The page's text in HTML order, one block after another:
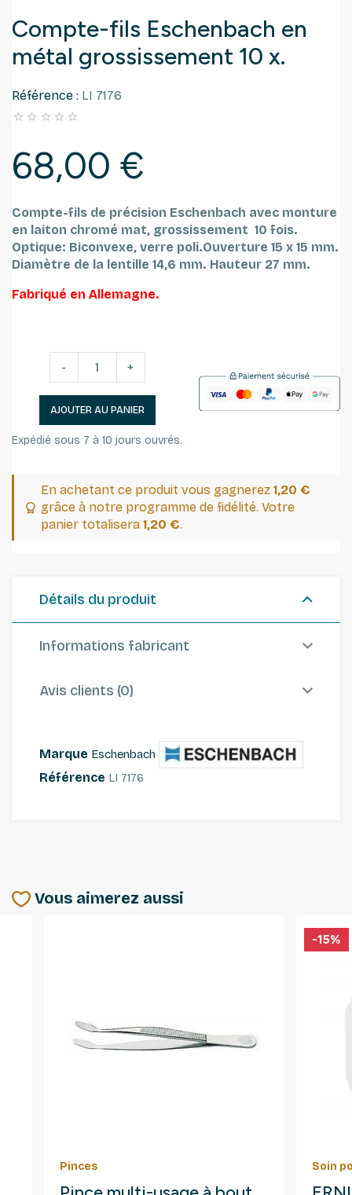
Compte-fils Eschenbach en
métal grossissement 10 x.
Référence : LI 7176
    
68,00 €
Compte-fils de précision Eschenbach avec monture
en laiton chromé mat, grossissement 10 fois.
Optique: Biconvexe, verre poli.Ouverture 15 x 15 mm.
Diamètre de la lentille 14,6 mm. Hauteur 27 mm.
Fabriqué en Allemagne.
- +
AJOUTER AU PANIER
Expédié sous 7 à 10 jours ouvrés.
En achetant ce produit vous gagnerez 1,20 €
grâce à notre programme de fidélité. Votre
panier totalisera 1,20 €.
Détails du produit
Informations fabricant
Avis clients (0)
Marque Eschenbach
Référence LI 7176
Vous aimerez aussi
Pinces Soin
-15%